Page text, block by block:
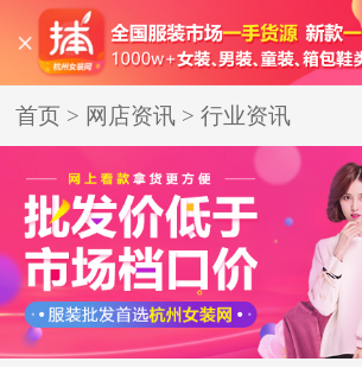
首页 > 网店资讯 >行业资讯